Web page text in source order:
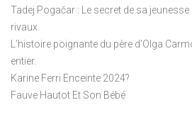
Tadej Pogačar : Le secret de sa
rivaux.
L’histoire poignante du père d’Olga
entier.
Karine Ferri Enceinte 2024?
Fauve Hautot Et Son Bébé